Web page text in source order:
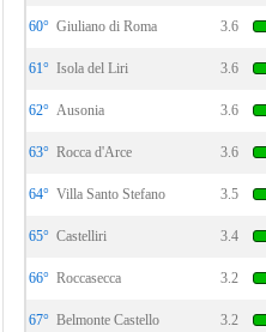
60° Giuliano di Roma 3.6
61° Isola del Liri 3.6
62° Ausonia 3.6
63° Rocca d'Arce 3.6
64° Villa Santo Stefano 3.5
65° Castelliri 3.4
66° Roccasecca 3.2
67° Belmonte Castello 3.2